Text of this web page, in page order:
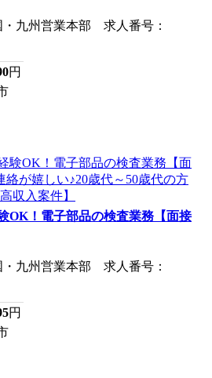
九州営業本部 求人番号：
円
OK！電子部品の検査業務【面接
九州営業本部 求人番号：
円